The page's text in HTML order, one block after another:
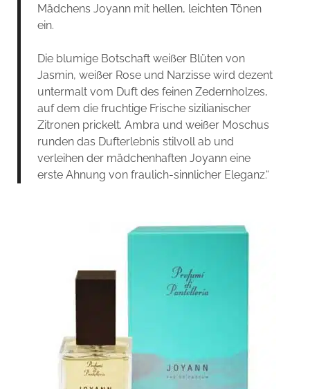
Mädchens Joyann mit hellen, leichten Tönen
ein.
Die blumige Botschaft weißer Blüten von
Jasmin, weißer Rose und Narzisse wird dezent
untermalt vom Duft des feinen Zedernholzes,
auf dem die fruchtige Frische sizilianischer
Zitronen prickelt. Ambra und weißer Moschus
runden das Dufterlebnis stilvoll ab und
verleihen der mädchenhaften Joyann eine
erste Ahnung von fraulich-sinnlicher Eleganz.“